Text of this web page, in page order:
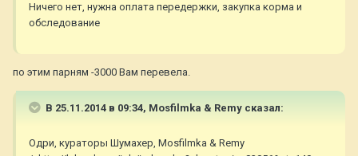
Ничего нет, нужна оплата передержки, закупка корма и
обследование
по этим парням -3000 Вам перевела.
В 25.11.2014 в 09:34, Mosfilmka & Remy сказал:
Одри, кураторы Шумахер, Mosfilmka & Remy